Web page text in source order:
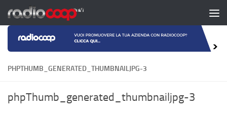
Salta al contenuto
PHPTHUMB_GENERATED_THUMBNAILJPG-3
phpThumb_generated_thumbnailjpg-3